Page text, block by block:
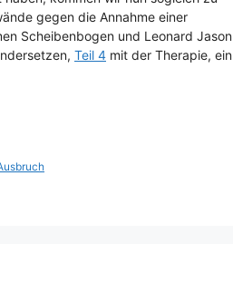
gegen die Annahme einer
Scheibenbogen und Leonard Jason
Teil 4 mit der Therapie, ein